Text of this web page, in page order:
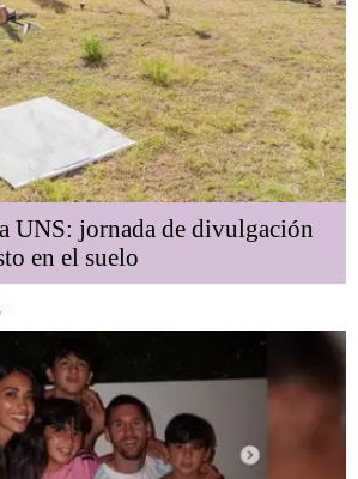
UNS: jornada de divulgación
en el suelo